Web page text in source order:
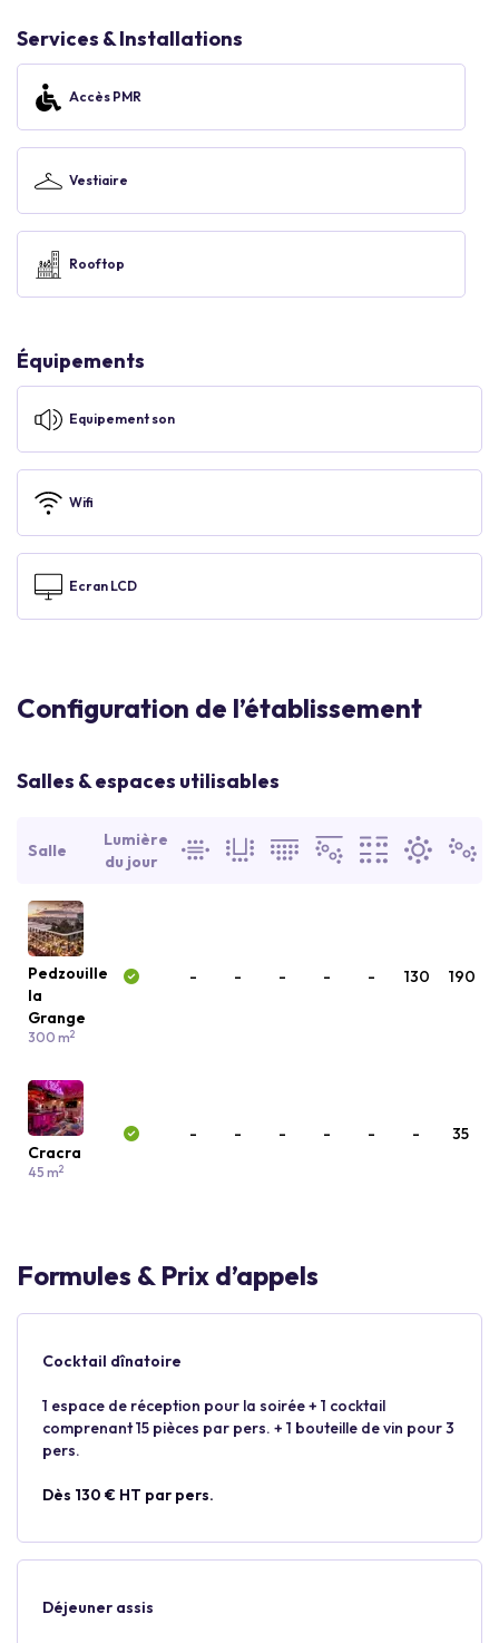
Services & Installations
Accès PMR
Vestiaire
Rooftop
Équipements
Equipement son
Wifi
Ecran LCD
Configuration de l’établissement
Salles & espaces utilisables
Salle
Lumière
du jour
Pedzouille
la
Grange
300 m2
- - - - - 130 190
Cracra
45 m2
- - - - - - 35
Formules & Prix d’appels
Cocktail dînatoire
1 espace de réception pour la soirée + 1 cocktail
comprenant 15 pièces par pers. + 1 bouteille de vin pour 3
pers.
Dès 130 € HT par pers.
Déjeuner assis